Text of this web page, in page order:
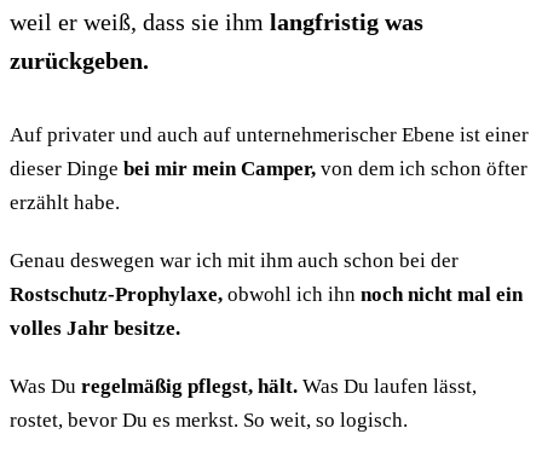
weil er weiß, dass sie ihm langfristig was
zurückgeben.
Auf privater und auch auf unternehmerischer Ebene ist einer
dieser Dinge bei mir mein Camper, von dem ich schon öfter
erzählt habe.
Genau deswegen war ich mit ihm auch schon bei der
Rostschutz-Prophylaxe, obwohl ich ihn noch nicht mal ein
volles Jahr besitze.
Was Du regelmäßig pflegst, hält. Was Du laufen lässt,
rostet, bevor Du es merkst. So weit, so logisch.